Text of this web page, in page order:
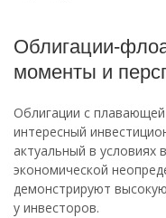
Облигации-
моменты и
Облигации с
интересный
актуальный в условиях
экономической
демонстрируют
у инвесторов.